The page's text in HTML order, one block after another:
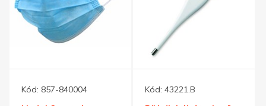
Kód: 857-840004
Kód: 43221.B